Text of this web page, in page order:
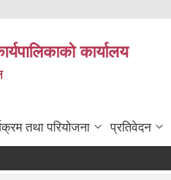
कार्यालय
तथा परियोजना प्रतिवेदन